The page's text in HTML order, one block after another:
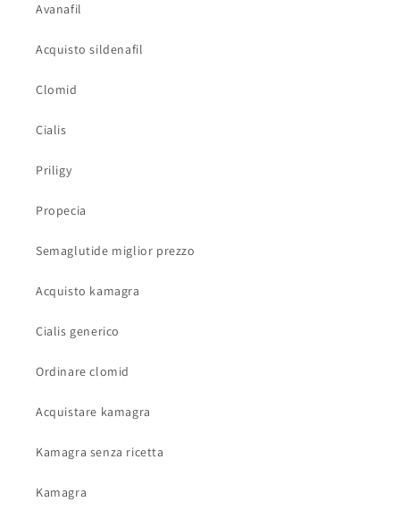
Avanafil
Acquisto sildenafil
Clomid
Cialis
Priligy
Propecia
Semaglutide miglior prezzo
Acquisto kamagra
Cialis generico
Ordinare clomid
Acquistare kamagra
Kamagra senza ricetta
Kamagra